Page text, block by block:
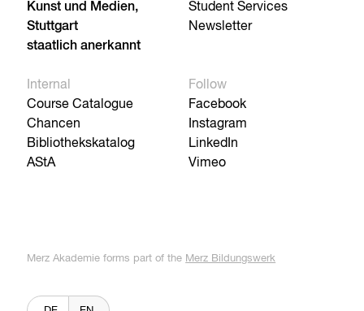
Kunst und Medien,
Stuttgart
staatlich anerkannt
Student Services
Newsletter
Internal
Course Catalogue
Chancen
Bibliothekskatalog
AStA
Follow
Facebook
Instagram
LinkedIn
Vimeo
Merz Akademie forms part of the Merz Bildungswerk